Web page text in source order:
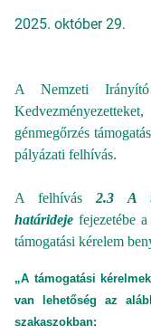
2025. október 29.
A Nemzeti
génmegőrzés
pályázati felhívás.
A felhívás2.3 A
határideje fejezetébe a
támogatási kérelem
„A támogatási
van lehetőség az
szakaszokban: